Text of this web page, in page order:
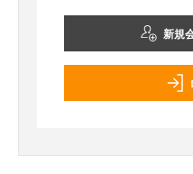
新規